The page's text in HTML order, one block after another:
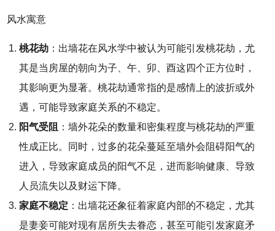
风水寓意
桃花劫 ：出墙花在风水学中被认为可能引发桃花劫，尤
其是当房屋的朝向为子、午、卯、酉这四个正方位时，
其影响更为显著。桃花劫通常指的是感情上的波折或外
遇，可能导致家庭关系的不稳定。
阳气受阻 ：墙外花朵的数量和密集程度与桃花劫的严重
性成正比。同时，过多的花朵蔓延至墙外会阻碍阳气的
进入，导致家庭成员的阳气不足，进而影响健康、导致
人员流失以及财运下降。
家庭不稳定 ：出墙花还象征着家庭内部的不稳定，尤其
是妻妾可能对现有居所失去眷恋，甚至可能引发家庭矛